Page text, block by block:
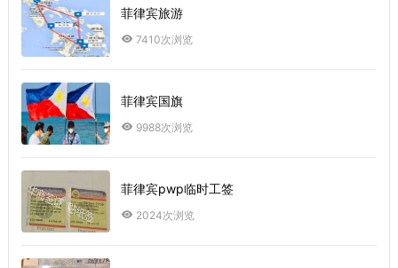
菲律宾旅游
7410次浏览
菲律宾国旗
9988次浏览
菲律宾pwp临时工签
2024次浏览